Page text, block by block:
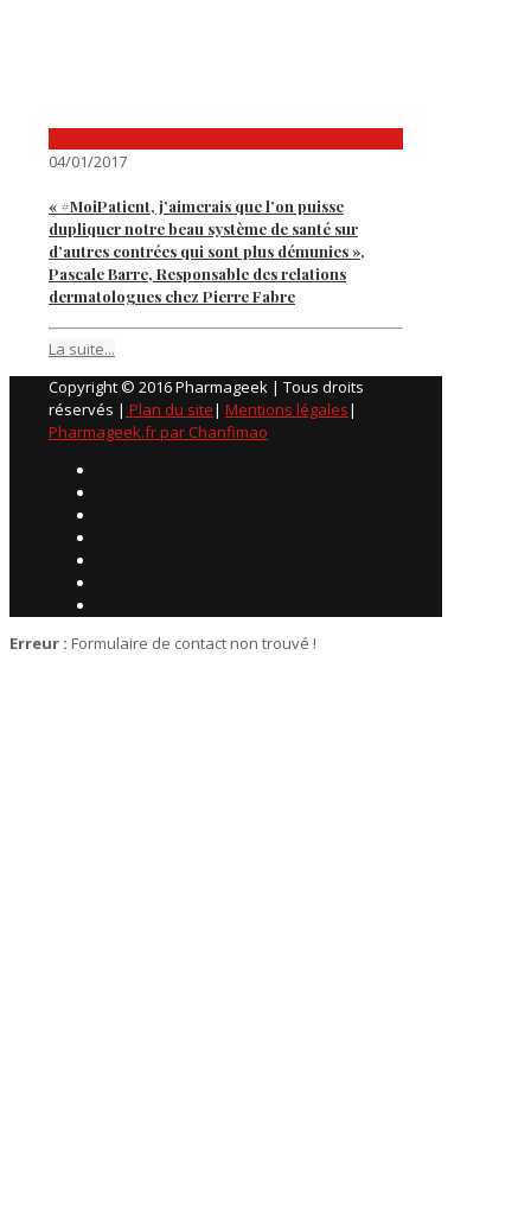
04/01/2017
« #MoiPatient, j’aimerais que l’on puisse
dupliquer notre beau système de santé sur
d’autres contrées qui sont plus démunies »,
Pascale Barre, Responsable des relations
dermatologues chez Pierre Fabre
La suite...
Copyright © 2016 Pharmageek | Tous droits
réservés | Plan du site| Mentions légales|
Pharmageek.fr par Chanfimao
Erreur : Formulaire de contact non trouvé !